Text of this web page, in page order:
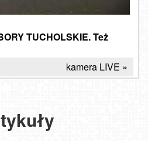
TUCHOLSKIE. Też
kamera LIVE »